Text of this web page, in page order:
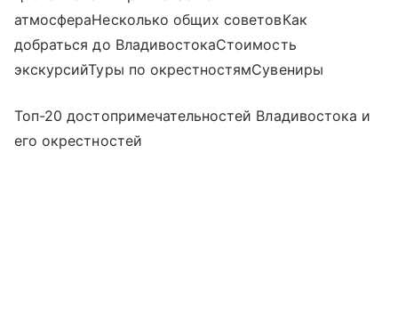
атмосфераНесколько общих советовКак
добраться до ВладивостокаСтоимость
экскурсийТуры по окрестностямСувениры
Топ-20 достопримечательностей Владивостока и
его окрестностей